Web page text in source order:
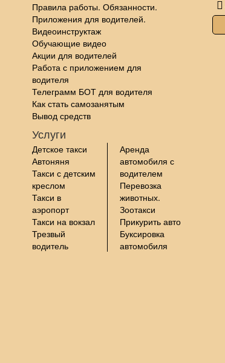
Правила работы. Обязанности.
Приложения для водителей.
Видеоинструктаж
Обучающие видео
Акции для водителей
Работа с приложением для
водителя
Телеграмм БОТ для водителя
Как стать самозанятым
Вывод средств
Услуги
Детское такси
Автоняня
Такси с детским
креслом
Такси в
аэропорт
Такси на вокзал
Трезвый
водитель
Аренда
автомобиля с
водителем
Перевозка
животных.
Зоотакси
Прикурить авто
Буксировка
автомобиля